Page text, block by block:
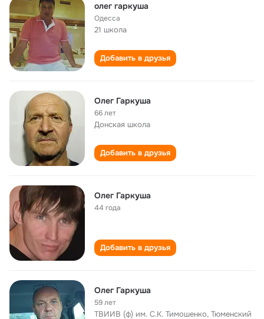
олег гаркуша
Одесса
21 школа
Добавить в друзья
Олег Гаркуша
66 лет
Донская школа
Добавить в друзья
Олег Гаркуша
44 года
Добавить в друзья
Олег Гаркуша
59 лет
ТВИИВ (ф) им. С.К. Тимошенко, Тюменский